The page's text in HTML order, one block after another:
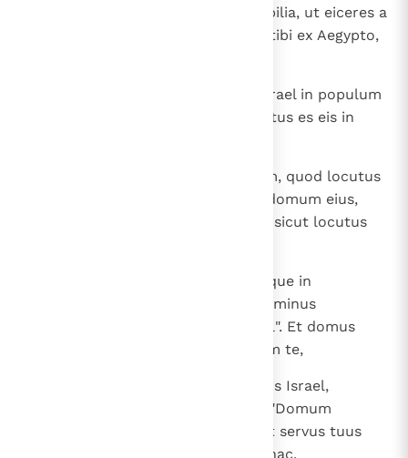
faceretque eis magnalia et horribilia, ut eiceres a
facie populi tui, quem redemisti tibi ex Aegypto,
Et firmasti tibi populum tuum Israel in populum
sempiternum; et tu, Domine, factus es eis in
Nunc ergo, Domine Deus, verbum, quod locutus
es super servum tuum et super domum eius,
confirma in sempiternum et fac, sicut locutus
Et magnificetur nomen tuum usque in
sempiternum, atque dicatur: "Dominus
exercituum est Deus super Israel". Et domus
servi tui David erit stabilita coram te,
quia tu, Domine exercituum, Deus Israel,
revelasti aurem servi tui dicens: "Domum
aedificabo tibi". Propterea invenit servus tuus
cor suum, ut oraret te oratione hac.